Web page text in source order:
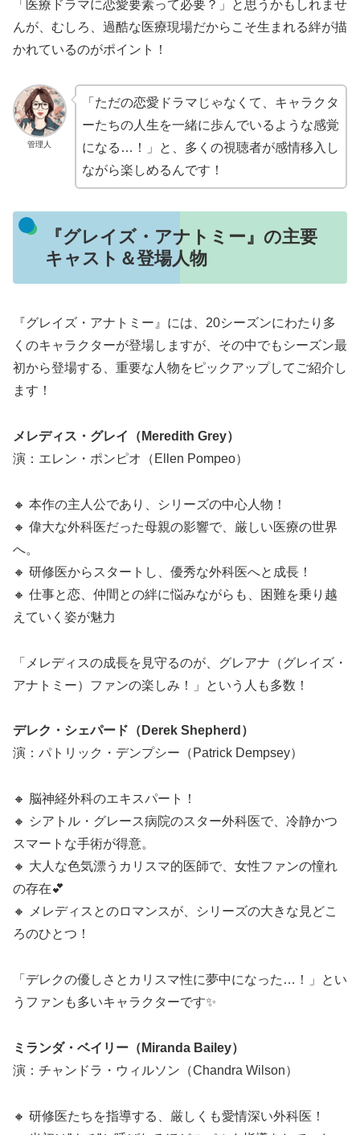
「医療ドラマに恋愛要素って必要？」と思うかもしれませ
んが、むしろ、過酷な医療現場だからこそ生まれる絆が描
かれているのがポイント！
管理人
「ただの恋愛ドラマじゃなくて、キャラクタ
ーたちの人生を一緒に歩んでいるような感覚
になる…！」と、多くの視聴者が感情移入し
ながら楽しめるんです！
『グレイズ・アナトミー』の主要
キャスト＆登場人物
『グレイズ・アナトミー』には、20シーズンにわたり多
くのキャラクターが登場しますが、その中でもシーズン最
初から登場する、重要な人物をピックアップしてご紹介し
ます！
メレディス・グレイ（Meredith Grey）
演：エレン・ポンピオ（Ellen Pompeo）
🔸 本作の主人公であり、シリーズの中心人物！
🔸 偉大な外科医だった母親の影響で、厳しい医療の世界
へ。
🔸 研修医からスタートし、優秀な外科医へと成長！
🔸 仕事と恋、仲間との絆に悩みながらも、困難を乗り越
えていく姿が魅力
「メレディスの成長を見守るのが、グレアナ（グレイズ・
アナトミー）ファンの楽しみ！」という人も多数！
デレク・シェパード（Derek Shepherd）
演：パトリック・デンプシー（Patrick Dempsey）
🔸 脳神経外科のエキスパート！
🔸 シアトル・グレース病院のスター外科医で、冷静かつ
スマートな手術が得意。
🔸 大人な色気漂うカリスマ的医師で、女性ファンの憧れ
の存在💕
🔸 メレディスとのロマンスが、シリーズの大きな見どこ
ろのひとつ！
「デレクの優しさとカリスマ性に夢中になった…！」とい
うファンも多いキャラクターです✨
ミランダ・ベイリー（Miranda Bailey）
演：チャンドラ・ウィルソン（Chandra Wilson）
🔸 研修医たちを指導する、厳しくも愛情深い外科医！